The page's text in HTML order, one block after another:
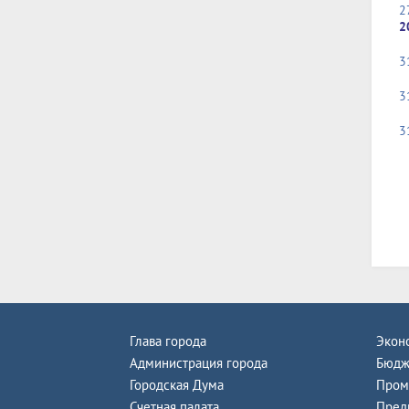
Глава города
Администрация города
Городская Дума